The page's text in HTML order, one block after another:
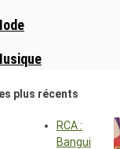
plus récents
RCA :
Bangui